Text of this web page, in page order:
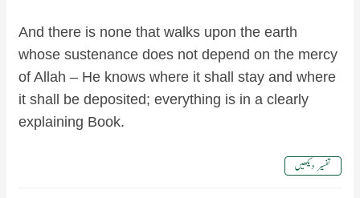
And there is none that walks upon the earth
whose sustenance does not depend on the mercy
of Allah – He knows where it shall stay and where
it shall be deposited; everything is in a clearly
explaining Book.
تفسیر دیکھیں